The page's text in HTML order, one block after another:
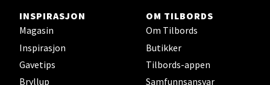
INSPIRASJON
Magasin
Inspirasjon
Gavetips
Bryllup
OM TILBORDS
Om Tilbords
Butikker
Tilbords-appen
Samfunnsansvar
Sandvika - Thon Senter Sandvika